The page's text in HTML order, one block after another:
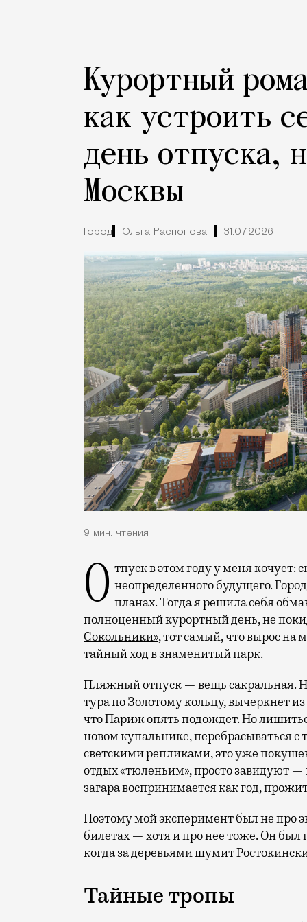
Курортный
как устроить
день отпуска,
Москвы
Город Ольга Распопова 31.07.2026
9 мин. чтения
Отпуск в этом году у меня кочует: сначала переехал на август, потом в область неопределенного будущего.
планах. Тогда я решила себя
полноценный курортный день, не
Сокольники», тот самый, что вырос на
тайный ход в знаменитый парк.
Пляжный отпуск — вещь сакральная.
тура по Золотому кольцу, вычеркнет
что Париж опять подождет. Но
новом купальнике, перебрасываться
светскими репликами, это уже
отдых «тюленьим», просто завидуют —
загара воспринимается как год,
Поэтому мой эксперимент был не про
билетах — хотя и про нее тоже. Он был
когда за деревьями шумит
Тайные тропы